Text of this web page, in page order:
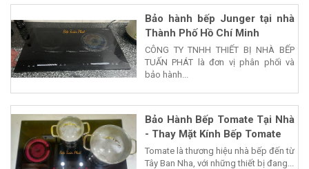
Bảo hành bếp Junger tại nhà
Thành Phố Hồ Chí Minh
CÔNG TY TNHH THIẾT BỊ NHÀ BẾP
TUẤN PHÁT là đơn vị phân phối và
bảo hành...
Bảo Hành Bếp Tomate Tại Nhà
- Thay Mặt Kính Bếp Tomate
Tomate là thương hiệu nhà bếp đến từ
Tây Ban Nha, với những thiết bị đang...